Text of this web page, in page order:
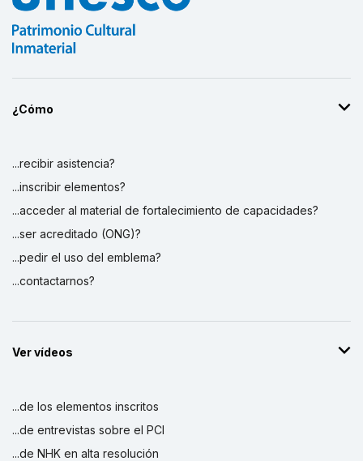
¿Cómo
...recibir asistencia?
...inscribir elementos?
...acceder al material de fortalecimiento de capacidades?
...ser acreditado (ONG)?
...pedir el uso del emblema?
...contactarnos?
Ver vídeos
...de los elementos inscritos
...de entrevistas sobre el PCI
...de NHK en alta resolución